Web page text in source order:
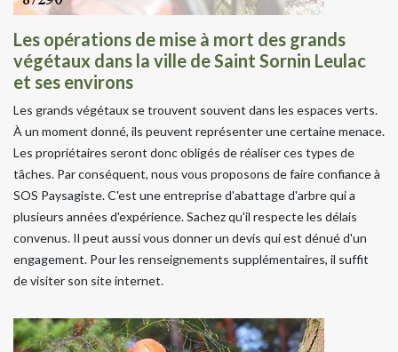
Les opérations de mise à mort des grands
végétaux dans la ville de Saint Sornin Leulac
et ses environs
Les grands végétaux se trouvent souvent dans les espaces verts.
À un moment donné, ils peuvent représenter une certaine menace.
Les propriétaires seront donc obligés de réaliser ces types de
tâches. Par conséquent, nous vous proposons de faire confiance à
SOS Paysagiste. C'est une entreprise d'abattage d'arbre qui a
plusieurs années d'expérience. Sachez qu'il respecte les délais
convenus. Il peut aussi vous donner un devis qui est dénué d'un
engagement. Pour les renseignements supplémentaires, il suffit
de visiter son site internet.